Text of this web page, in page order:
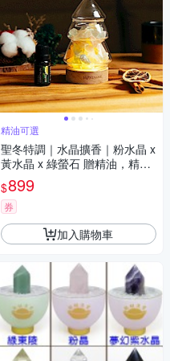
精油可選
聖冬特調｜水晶擴香｜粉水晶 x
黃水晶 x 綠螢石 贈精油，精油
可選
$899
券
加入購物車